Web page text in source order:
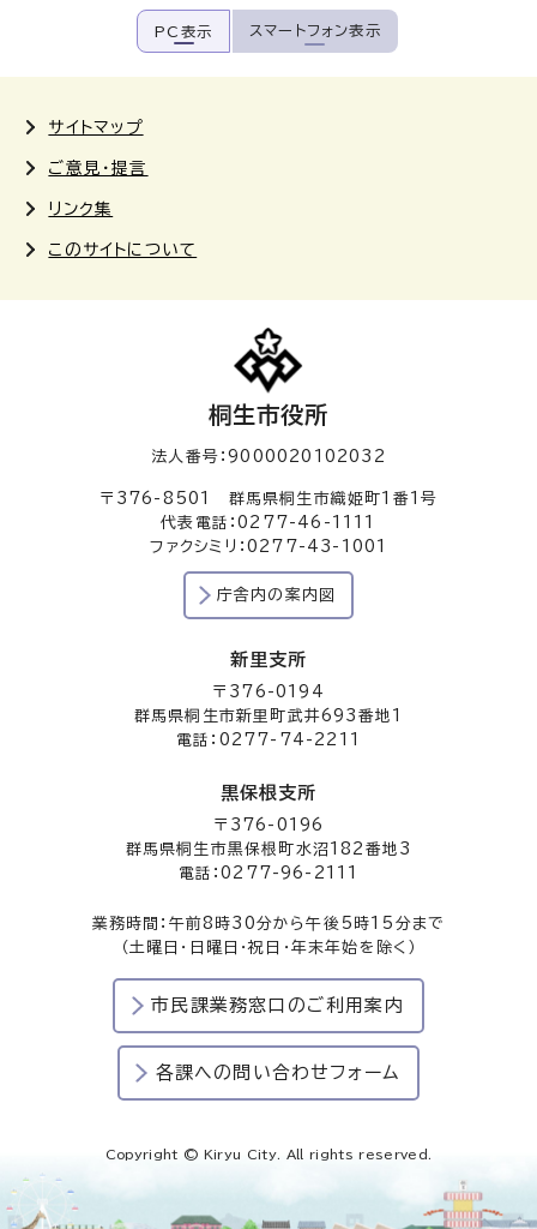
PC表示 スマートフォン表示
サイトマップ
ご意見・提言
リンク集
このサイトについて
桐生市役所
法人番号：9000020102032
〒376-8501 群馬県桐生市織姫町1番1号
代表電話：0277-46-1111
ファクシミリ：0277-43-1001
庁舎内の案内図
新里支所
〒376-0194
群馬県桐生市新里町武井693番地1
電話：0277-74-2211
黒保根支所
〒376-0196
群馬県桐生市黒保根町水沼182番地3
電話：0277-96-2111
業務時間：午前8時30分から午後5時15分まで
（土曜日・日曜日・祝日・年末年始を除く）
市民課業務窓口のご利用案内
各課への問い合わせフォーム
Copyright © Kiryu City. All rights reserved.